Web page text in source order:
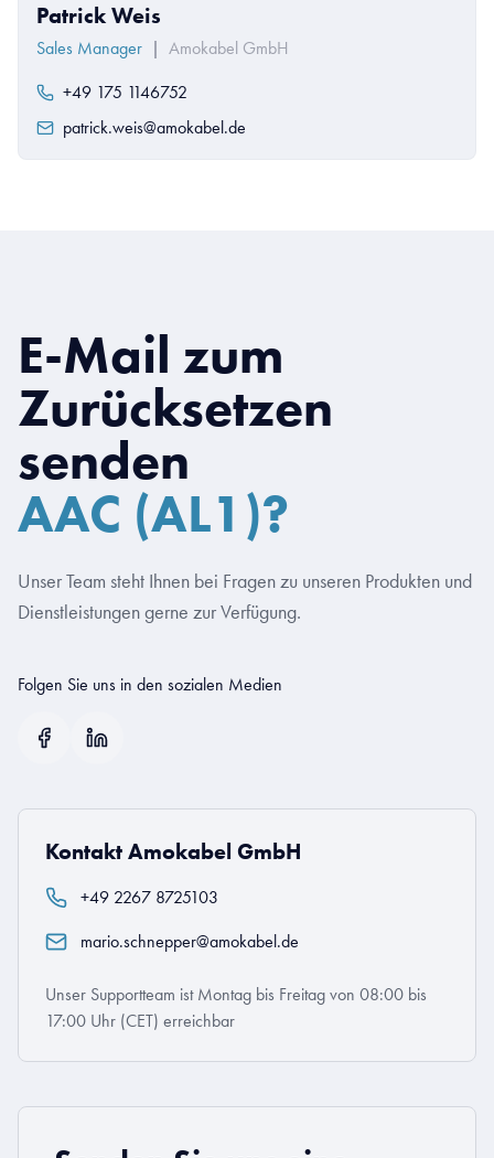
Patrick Weis
Sales Manager | Amokabel GmbH
+49 175 1146752
patrick.weis@amokabel.de
E-Mail zum
Zurücksetzen
senden
AAC (AL1)?
Unser Team steht Ihnen bei Fragen zu unseren Produkten und
Dienstleistungen gerne zur Verfügung.
Folgen Sie uns in den sozialen Medien
Kontakt Amokabel GmbH
+49 2267 8725103
mario.schnepper@amokabel.de
Unser Supportteam ist Montag bis Freitag von 08:00 bis
17:00 Uhr (CET) erreichbar